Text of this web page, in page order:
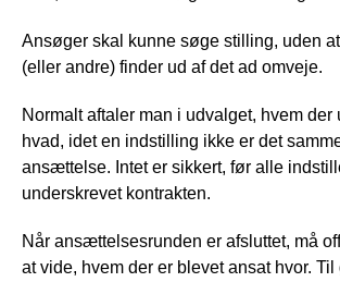
Ansøger skal kunne søge stilling, uden
(eller andre) finder ud af det ad omveje.
Normalt aftaler man i udvalget, hvem der
hvad, idet en indstilling ikke er det
ansættelse. Intet er sikkert, før alle
underskrevet kontrakten.
Når ansættelsesrunden er afsluttet, må
at vide, hvem der er blevet ansat hvor.